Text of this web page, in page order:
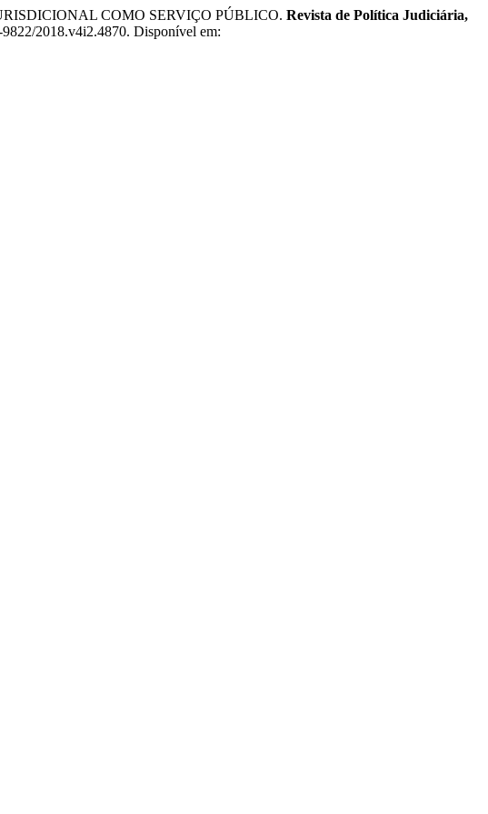
COMO SERVIÇO PÚBLICO. Revista de Política Judiciária,
2018.v4i2.4870. Disponível em: